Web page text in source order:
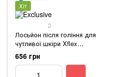
Хіт
2
Лосьйон після гоління для
чутливої шкіри Xflex
Aftershave Green Splash 100ml
656 грн